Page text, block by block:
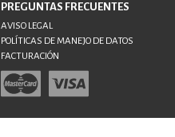
PREGUNTAS FRECUENTES
AVISO LEGAL
POLÍTICAS DE MANEJO DE DATOS
FACTURACIÓN